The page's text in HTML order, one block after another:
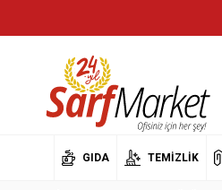
GIDA TEMIZLIK